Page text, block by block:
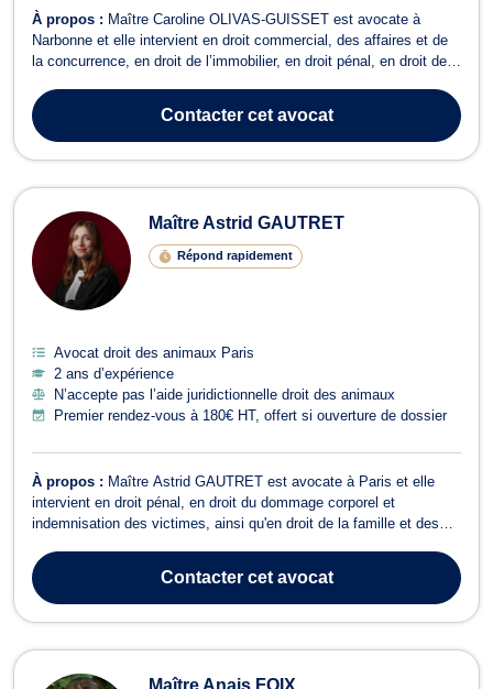
À propos : Maître Caroline OLIVAS-GUISSET est avocate à
Narbonne et elle intervient en droit commercial, des affaires et de
la concurrence, en droit de l’immobilier, en droit pénal, en droit des
vous accompagne en droit commercial, des affaires et de la
concurrence pour...
Contactercet avocat
Maître Astrid GAUTRET
Répond rapidement
Avocat droit des animaux Paris
2 ans d’expérience
N’accepte pas l’aide juridictionnelle droit des animaux
Premier rendez-vous à 180€ HT, offert si ouverture de dossier
À propos : Maître Astrid GAUTRET est avocate à Paris et elle
intervient en droit pénal, en droit du dommage corporel et
indemnisation des victimes, ainsi qu'en droit de la famille et des
accepte les affaires relatives au droit pénal, et au droit pénal des
affaires. Elle représe...Contactercet avocat
Maître Anais FOIX